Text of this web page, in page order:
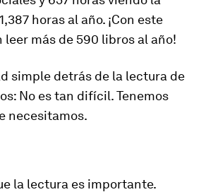
horas al año. ¡Con este
más de 590 libros al año!
simple detrás de la lectura de
No es tan difícil. Tenemos
necesitamos.
la lectura es importante.